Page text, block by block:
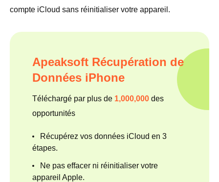
compte iCloud sans réinitialiser votre appareil.
Apeaksoft Récupération de
Données iPhone
Téléchargé par plus de 1,000,000 des
opportunités
Récupérez vos données iCloud en 3
étapes.
Ne pas effacer ni réinitialiser votre
appareil Apple.